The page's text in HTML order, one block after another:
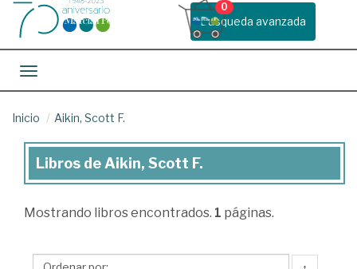
Busqueda avanzada
0
Toggle navigation
Inicio Aikin, Scott F.
Libros
Aikin,
Libros de Aikin, Scott F.
Mostrando libros encontrados. 1 páginas.